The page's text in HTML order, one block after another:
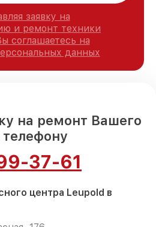
заявку на
и ремонт техники
соглашаетесь на
данных
на ремонт Вашего
телефону
37-61
центра Leupold в